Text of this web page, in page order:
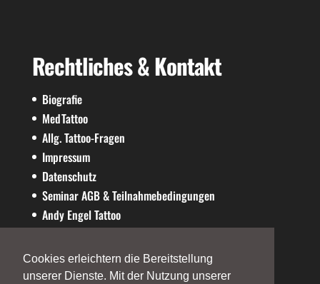
Cookies erleichtern die Bereitstellung
unserer Dienste. Mit der Nutzung unserer
Rechtliches & Kontakt
Biografie
MedTattoo
Allg. Tattoo-Fragen
Impressum
Datenschutz
Seminar AGB & Teilnahmebedingungen
Andy Engel Tattoo